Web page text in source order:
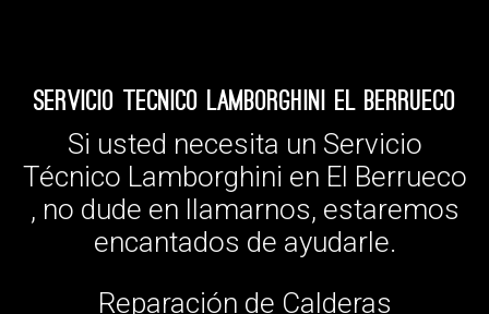
Servicio Tecnico Lamborghini El Berrueco
Si usted necesita un Servicio
Técnico Lamborghini en El Berrueco
, no dude en llamarnos, estaremos
encantados de ayudarle.
Reparación de Calderas